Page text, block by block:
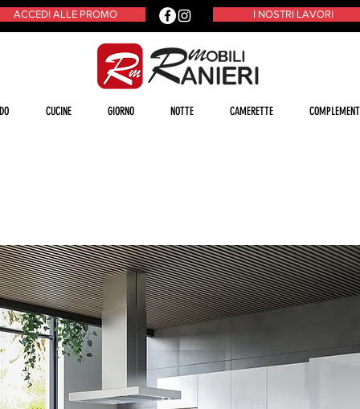
ACCEDI ALLE PROMO I NOSTRI LAVORI
CUCINE GIORNO NOTTE CAMERETTE